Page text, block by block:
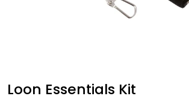
Loon Essentials Kit